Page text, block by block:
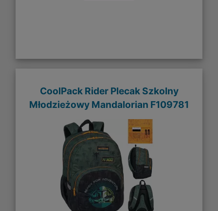
CoolPack Rider Plecak Szkolny
Młodzieżowy Mandalorian F109781